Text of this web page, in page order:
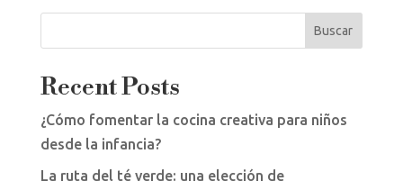
Buscar
Recent Posts
¿Cómo fomentar la cocina creativa para niños
desde la infancia?
La ruta del té verde: una elección de